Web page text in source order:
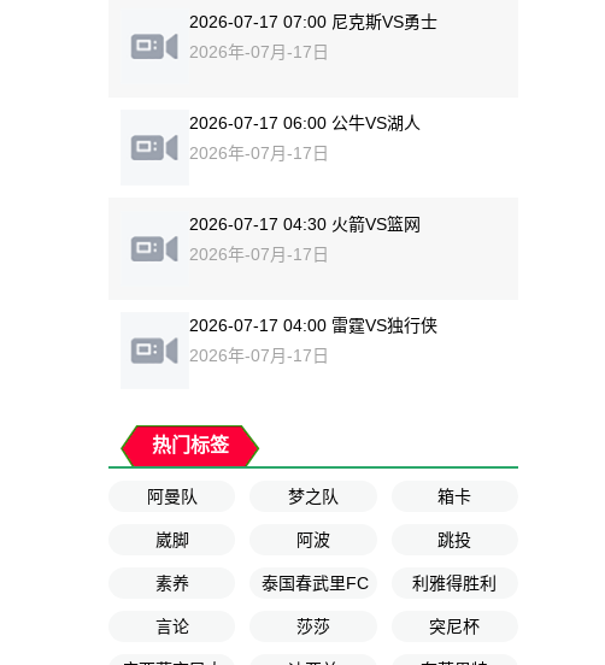
2026-07-17 07:00 尼克斯VS勇士
2026年-07月-17日
2026-07-17 06:00 公牛VS湖人
2026年-07月-17日
2026-07-17 04:30 火箭VS篮网
2026年-07月-17日
2026-07-17 04:00 雷霆VS独行侠
2026年-07月-17日
热门标签
阿曼队 梦之队 箱卡
崴脚 阿波 跳投
素养 泰国春武里FC 利雅得胜利
言论 莎莎 突尼杯